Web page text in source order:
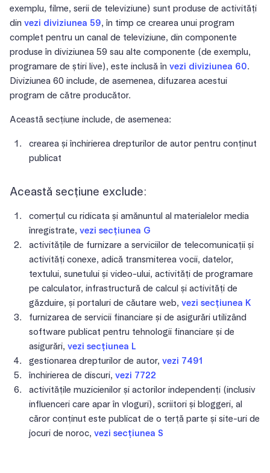
exemplu, filme, serii de televiziune) sunt produse de activități
din vezi diviziunea 59, în timp ce crearea unui program
complet pentru un canal de televiziune, din componente
produse în diviziunea 59 sau alte componente (de exemplu,
programare de știri live), este inclusă în vezi diviziunea 60.
Diviziunea 60 include, de asemenea, difuzarea acestui
program de către producător.
Această secțiune include, de asemenea:
crearea și închirierea drepturilor de autor pentru conținut
publicat
Această secțiune exclude:
comerțul cu ridicata și amănuntul al materialelor media
înregistrate, vezi secțiunea G
activitățile de furnizare a serviciilor de telecomunicații și
activități conexe, adică transmiterea vocii, datelor,
textului, sunetului și video-ului, activități de programare
pe calculator, infrastructură de calcul și activități de
găzduire, și portaluri de căutare web, vezi secțiunea K
furnizarea de servicii financiare și de asigurări utilizând
software publicat pentru tehnologii financiare și de
asigurări, vezi secțiunea L
gestionarea drepturilor de autor, vezi 7491
închirierea de discuri, vezi 7722
activitățile muzicienilor și actorilor independenți (inclusiv
influenceri care apar în vloguri), scriitori și bloggeri, al
căror conținut este publicat de o terță parte și site-uri de
jocuri de noroc, vezi secțiunea S